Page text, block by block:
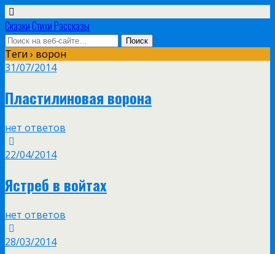
Сказки Стихи Рассказы
Теги › ворон
31/07/2014
Пластилиновая ворона
нет ответов
22/04/2014
Ястреб в войтах
нет ответов
28/03/2014